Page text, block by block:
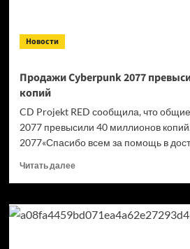
Новости
Продажи Cyberpunk 2077
копий
CD Projekt RED сообщила, что
2077 превысили 40 миллионов
2077«Спасибо всем за помощь в
Читать далееПрочитать
Продажи
Cyberpunk